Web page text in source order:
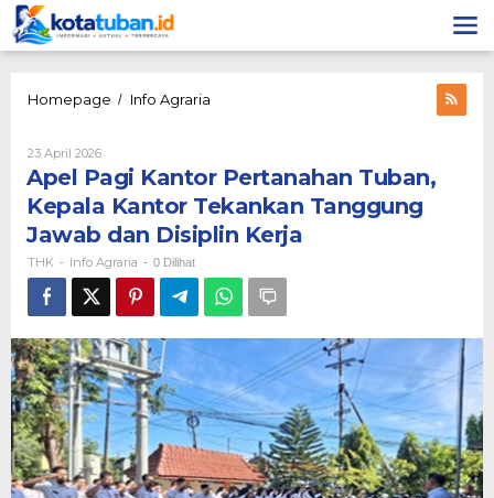
Lewati
ke
konten
Homepage / Info Agraria
Tuban,
Kepala
Kantor
Tekankan
Jawab
dan
Disiplin
Kerja
23 April 2026Oleh
Apel Pagi Kantor Pertanahan Tuban,
Kepala Kantor Tekankan Tanggung
Jawab dan Disiplin Kerja
THK - Info Agraria - 0 Dilihat